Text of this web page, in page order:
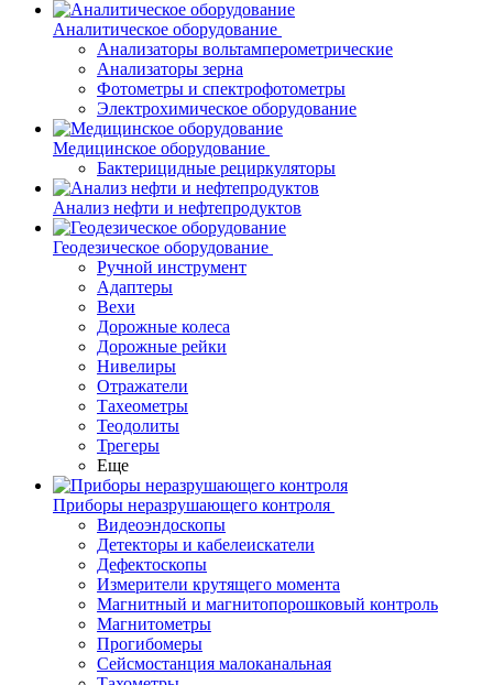
Аналитическое оборудование
Анализаторы вольтамперометрические
Анализаторы зерна
Фотометры и спектрофотометры
Электрохимическое оборудование
Медицинское оборудование
Бактерицидные рециркуляторы
Анализ нефти и нефтепродуктов
Геодезическое оборудование
Ручной инструмент
Адаптеры
Вехи
Дорожные колеса
Дорожные рейки
Нивелиры
Отражатели
Тахеометры
Теодолиты
Трегеры
Еще
Приборы неразрушающего контроля
Видеоэндоскопы
Детекторы и кабелеискатели
Дефектоскопы
Измерители крутящего момента
Магнитный и магнитопорошковый контроль
Магнитометры
Прогибомеры
Сейсмостанция малоканальная